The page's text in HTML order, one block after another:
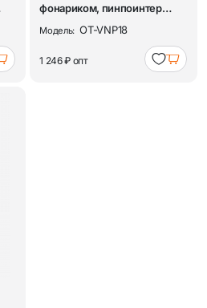
фонариком, пинпоинтер
Орбита OT-VNP...
Модель: OT-VNP18
1 246 ₽ опт